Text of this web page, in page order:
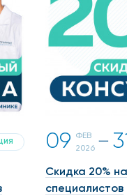
09 ФЕВ
2026 一
Скидка 20%
специалистов